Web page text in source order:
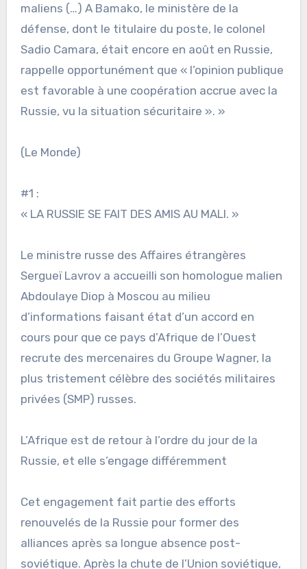
maliens (…) A Bamako, le ministère de la
défense, dont le titulaire du poste, le colonel
Sadio Camara, était encore en août en Russie,
rappelle opportunément que « l’opinion publique
est favorable à une coopération accrue avec la
Russie, vu la situation sécuritaire ». »
(Le Monde)
#1 :
« LA RUSSIE SE FAIT DES AMIS AU MALI. »
Le ministre russe des Affaires étrangères
Sergueï Lavrov a accueilli son homologue malien
Abdoulaye Diop à Moscou au milieu
d’informations faisant état d’un accord en
cours pour que ce pays d’Afrique de l’Ouest
recrute des mercenaires du Groupe Wagner, la
plus tristement célèbre des sociétés militaires
privées (SMP) russes.
L’Afrique est de retour à l’ordre du jour de la
Russie, et elle s’engage différemment
Cet engagement fait partie des efforts
renouvelés de la Russie pour former des
alliances après sa longue absence post-
soviétique. Après la chute de l’Union soviétique,